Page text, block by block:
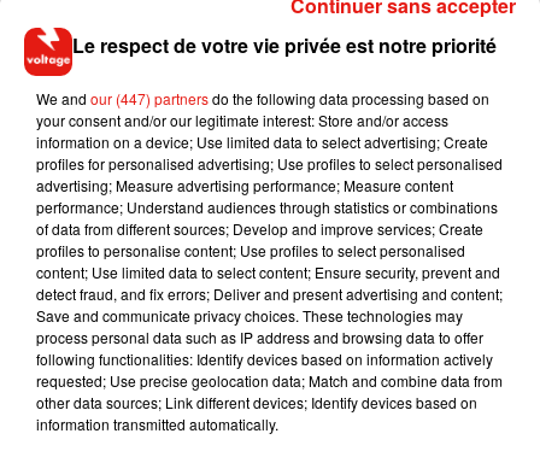
Musique
7 août 2026
RÜFÜS DU SOL annonce un nouvel
album après sa tournée mondiale
7 août 2026
Angèle et Amélie Lens dévoilent leur
collaboration tant attendue
Le respect de votre vie privée est notre priorité
We and our (447) partnersdo the following data processing based on
your consent and/or our legitimate interest: Store and/or access
information on a device; Use limited data to select advertising; Create
profiles for personalised advertising; Use profiles to select personalised
advertising; Measure advertising performance; Measure content
performance; Understand audiences through statistics or combinations
of data from different sources; Develop and improve services; Create
profiles to personalise content; Use profiles to select personalised
content; Use limited data to select content; Ensure security, prevent and
detect fraud, and fix errors; Deliver and present advertising and content;
Save and communicate privacy choices. These technologies may
process personal data such as IP address and browsing data to offer
following functionalities: Identify devices based on information actively
requested; Use precise geolocation data; Match and combine data from
other data sources; Link different devices; Identify devices based on
information transmitted automatically.